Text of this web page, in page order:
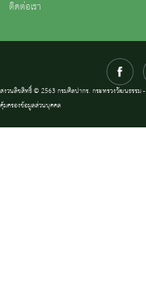
ติดต่อเรา
สงวนลิขสิทธิ์ © 2563 กรมศิลปากร. กระทรวงวัฒนธรรม -
คุ้มครองข้อมูลส่วนบุคคล